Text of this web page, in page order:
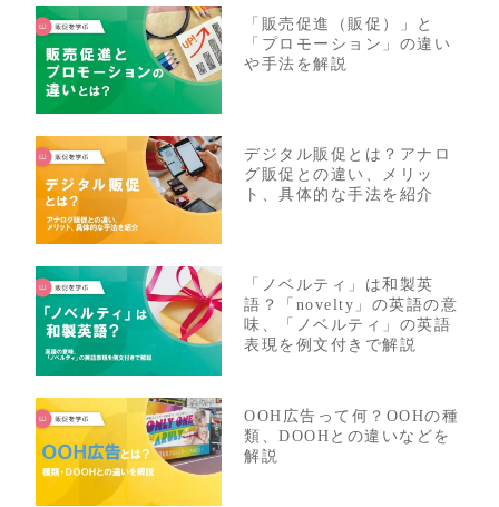
「販売促進（販促）」と
「プロモーション」の違い
や手法を解説
デジタル販促とは？アナロ
グ販促との違い、メリッ
ト、具体的な手法を紹介
「ノベルティ」は和製英
語？「novelty」の英語の意
味、「ノベルティ」の英語
表現を例文付きで解説
OOH広告って何？OOHの種
類、DOOHとの違いなどを
解説